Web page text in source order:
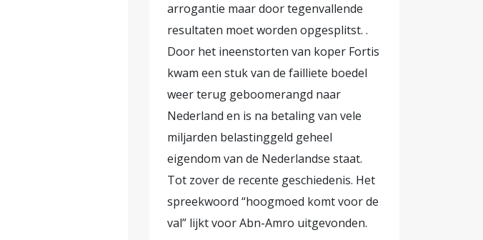
arrogantie maar door tegenvallende
resultaten moet worden opgesplitst. .
Door het ineenstorten van koper Fortis
kwam een stuk van de failliete boedel
weer terug geboomerangd naar
Nederland en is na betaling van vele
miljarden belastinggeld geheel
eigendom van de Nederlandse staat.
Tot zover de recente geschiedenis. Het
spreekwoord “hoogmoed komt voor de
val” lijkt voor Abn-Amro uitgevonden.